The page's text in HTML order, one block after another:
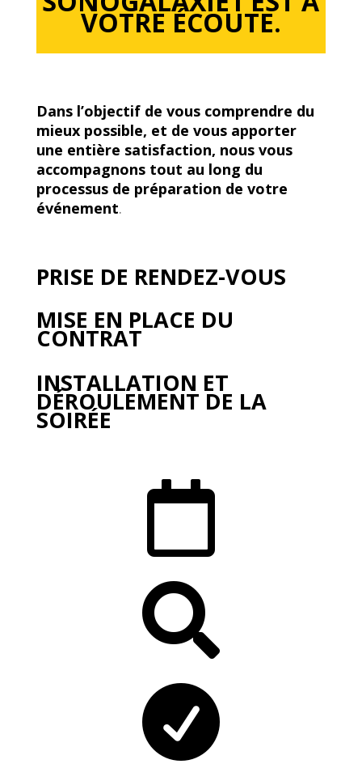
VOTRE ÉCOUTE.
Dans l’objectif de vous comprendre du
mieux possible, et de vous apporter
une entière satisfaction, nous vous
accompagnons tout au long du
processus de préparation de votre
événement.
PRISE DE RENDEZ-VOUS
MISE EN PLACE DU
CONTRAT
INSTALLATION ET
DÉROULEMENT DE LA
SOIRÉE


